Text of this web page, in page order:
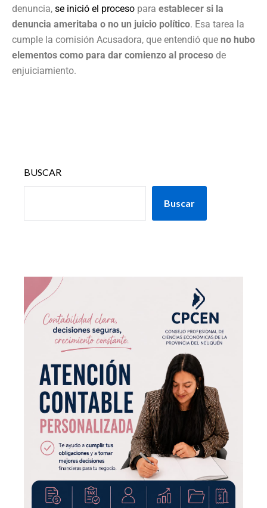
denuncia, se inició el proceso para establecer si la
denuncia ameritaba o no un juicio político. Esa tarea la
cumple la comisión Acusadora, que entendió que no hubo
elementos como para dar comienzo al proceso de
enjuiciamiento.
BUSCAR
Buscar